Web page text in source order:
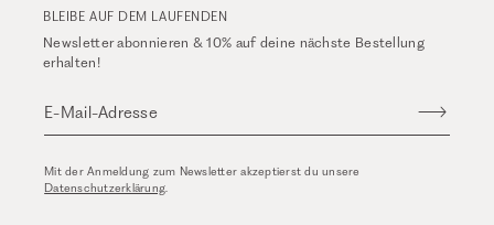
BLEIBE AUF DEM LAUFENDEN
Newsletter abonnieren & 10% auf deine nächste Bestellung
erhalten!
E-Mail-Adresse
Mit der Anmeldung zum Newsletter akzeptierst du unsere
Datenschutzerklärung.